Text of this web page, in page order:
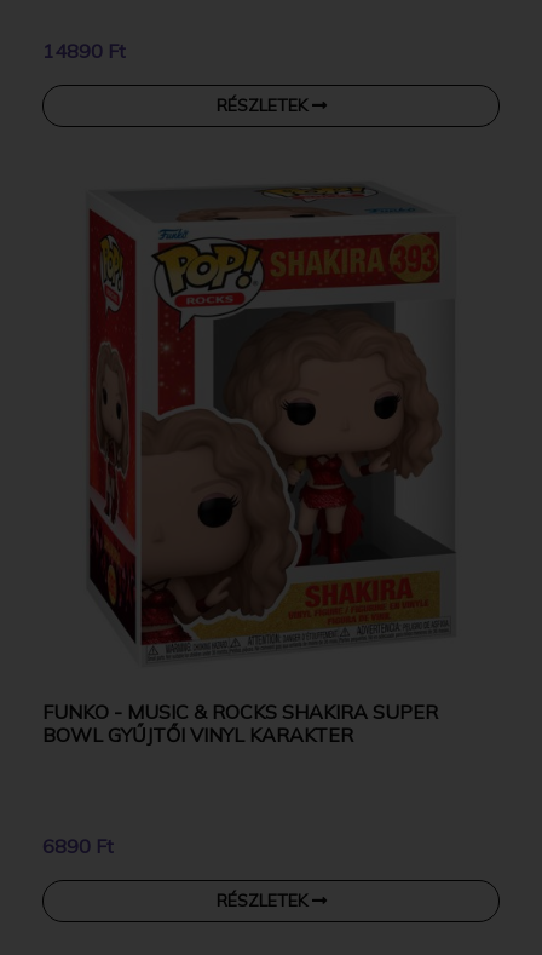
14890 Ft
RÉSZLETEK
FUNKO - MUSIC & ROCKS SHAKIRA SUPER
BOWL GYŰJTŐI VINYL KARAKTER
6890 Ft
RÉSZLETEK